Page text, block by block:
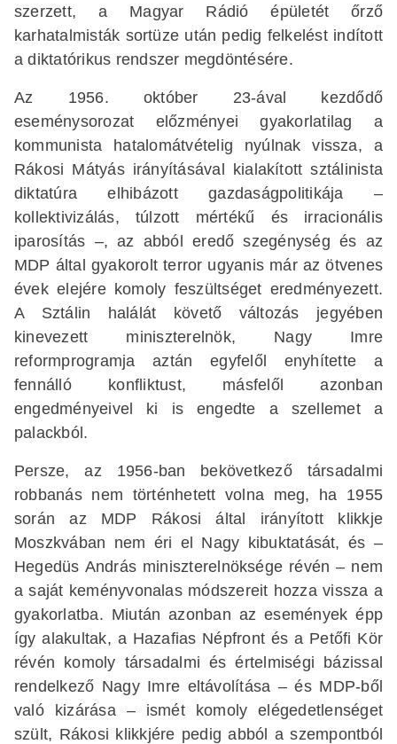
szerzett, a Magyar Rádió épületét őrző
karhatalmisták sortüze után pedig felkelést indított
a diktatórikus rendszer megdöntésére.
Az 1956. október 23-ával kezdődő
eseménysorozat előzményei gyakorlatilag a
kommunista hatalomátvételig nyúlnak vissza, a
Rákosi Mátyás irányításával kialakított sztálinista
diktatúra elhibázott gazdaságpolitikája –
kollektivizálás, túlzott mértékű és irracionális
iparosítás –, az abból eredő szegénység és az
MDP által gyakorolt terror ugyanis már az ötvenes
évek elejére komoly feszültséget eredményezett.
A Sztálin halálát követő változás jegyében
kinevezett miniszterelnök, Nagy Imre
reformprogramja aztán egyfelől enyhítette a
fennálló konfliktust, másfelől azonban
engedményeivel ki is engedte a szellemet a
palackból.
Persze, az 1956-ban bekövetkező társadalmi
robbanás nem történhetett volna meg, ha 1955
során az MDP Rákosi által irányított klikkje
Moszkvában nem éri el Nagy kibuktatását, és –
Hegedüs András miniszterelnöksége révén – nem
a saját keményvonalas módszereit hozza vissza a
gyakorlatba. Miután azonban az események épp
így alakultak, a Hazafias Népfront és a Petőfi Kör
révén komoly társadalmi és értelmiségi bázissal
rendelkező Nagy Imre eltávolítása – és MDP-ből
való kizárása – ismét komoly elégedetlenséget
szült, Rákosi klikkjére pedig abból a szempontból